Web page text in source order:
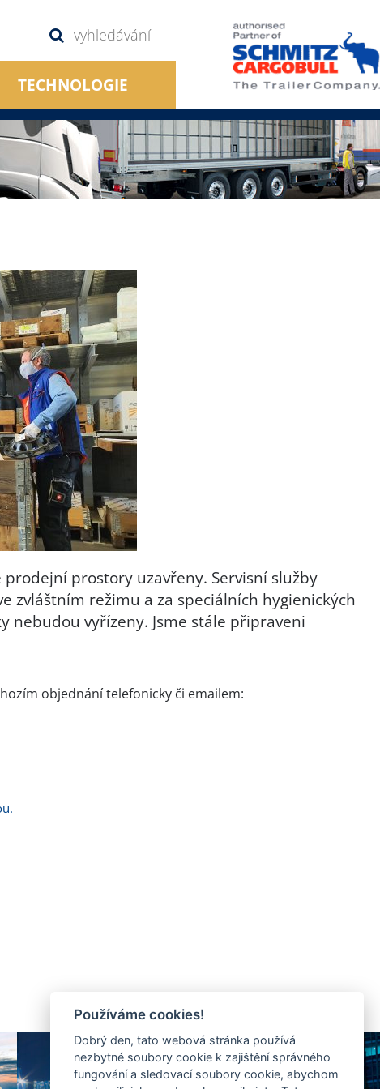
TECHNOLOGIE
prostory uzavřeny. Servisní služby
zvláštním režimu a za speciálních hygienických
nebudou vyřízeny. Jsme stále připraveni
objednání telefonicky či emailem:
Používáme cookies!
Dobrý den, tato webová stránka používá
nezbytné soubory cookie k zajištění správného
fungování a sledovací soubory cookie, abychom